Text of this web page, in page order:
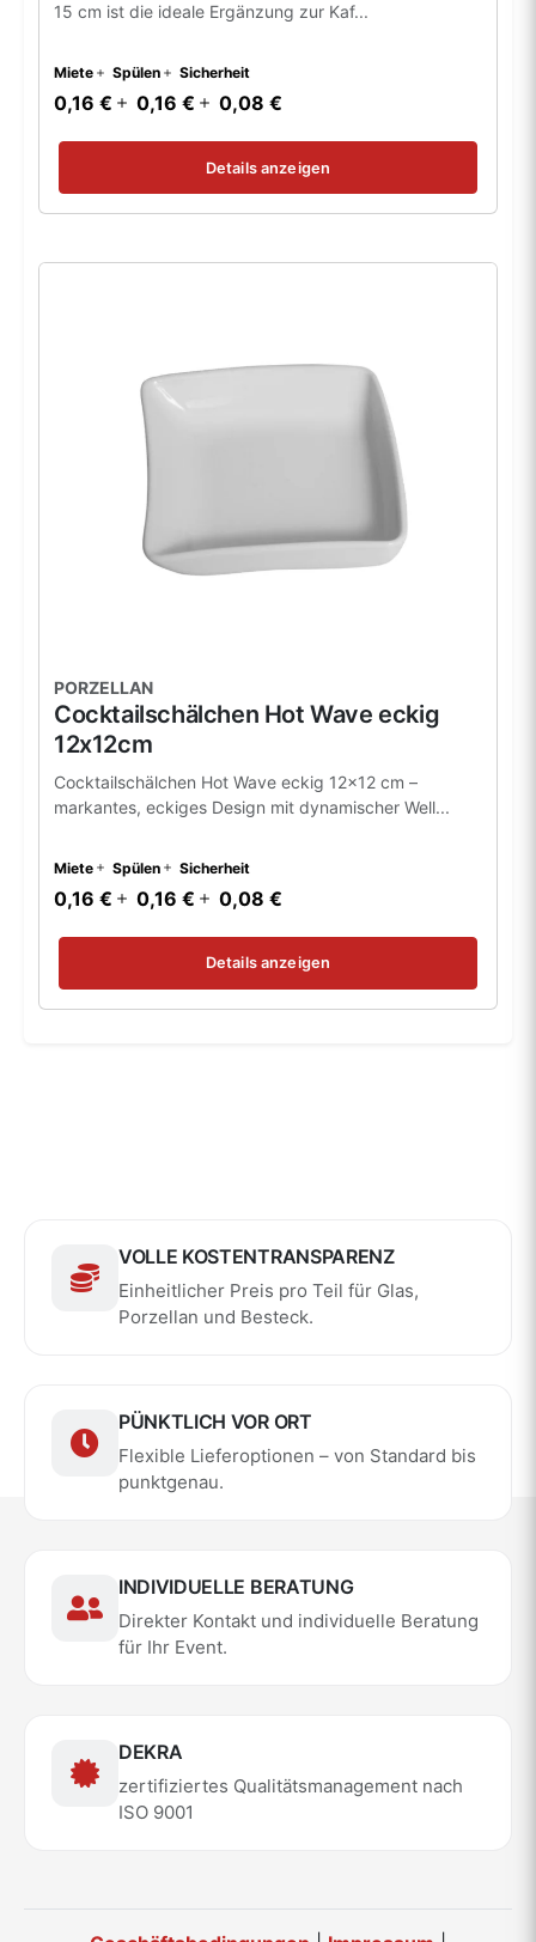
15 cm ist die ideale Ergänzung zur Kaf...
Miete Spülen Sicherheit
0,16 € 0,16 € 0,08 €
Details anzeigen
PORZELLAN
Cocktailschälchen Hot Wave eckig
12x12cm
Cocktailschälchen Hot Wave eckig 12x12 cm –
markantes, eckiges Design mit dynamischer Well...
Miete Spülen Sicherheit
0,16 € 0,16 € 0,08 €
Details anzeigen
VOLLE KOSTENTRANSPARENZ
Einheitlicher Preis pro Teil für Glas,
Porzellan und Besteck.
PÜNKTLICH VOR ORT
Flexible Lieferoptionen – von Standard bis
punktgenau.
INDIVIDUELLE BERATUNG
Direkter Kontakt und individuelle Beratung
für Ihr Event.
DEKRA
zertifiziertes Qualitätsmanagement nach
ISO 9001